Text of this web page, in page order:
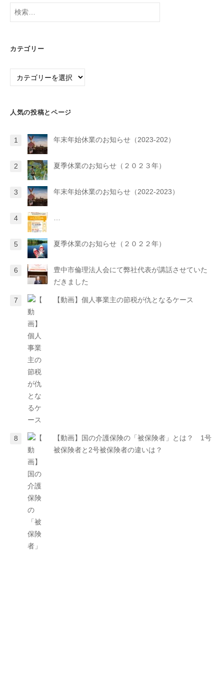
送
り
検
カテゴリー
カ
ー
人気の投稿とページ
年末年始休業のお知らせ（2023-202）
夏季休業のお知らせ（２０２３年）
年末年始休業のお知らせ（2022-2023）
夏季休業のお知らせ（２０２２年）
豊中市倫理法人会にて弊社代表が講話させていた
だきました
【動画】個人事業主の節税が仇となるケース
【動画】国の介護保険の「被保険者」とは？ 1号
被保険者と2号被保険者の違いは？